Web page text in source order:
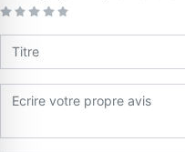
Appelez-nous au
06 37 08 07 06